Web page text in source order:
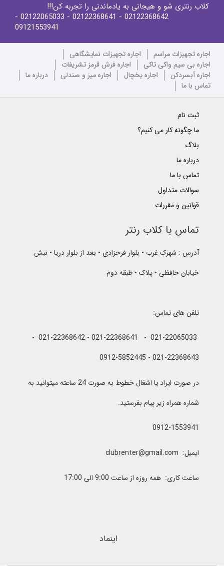
کلاب رنتری شو و هیجانی به یادماندنی را تجربه کن!!!
02122368642
- 02122368641
- 02122065033
-
09121553941
اجاره تجهیزات مراسم
اجاره تجهیزات نمایشگاهی
اجاره بی سیم واکی تاکی
اجاره فرش قرمز تشریفات
اجاره آبسردکن
اجاره یخچال اجاره میز و صندلی
درباره ما
تماس با ما
ثبت نام
ما چگونه کار می کنیم؟
بلاگ
درباره ما
تماس با ما
سوالات متداول
قوانین و مقررات
تماس با کلاب رنتر
آدرس : شهرک غرب - بلوار فرحزادی - بعد از بلوار دریا - نبش
خیابان حافظی - پلاک - طبقه دوم
تلفن های تماس:
021-22065033 - 021-22368641 - 021-22368642 -
021-22368643 - 0912-5852445
در صورت ایراد یا اشغال خطوط به صورت 24 ساعته میتوانید به
شماره همراه زیر پیام بفرستید.
0912-1553941
ایمیل: clubrenter@gmail.com
ساعت کاری: همه روزه از ساعت 9:00 الی 17:00
اینماد